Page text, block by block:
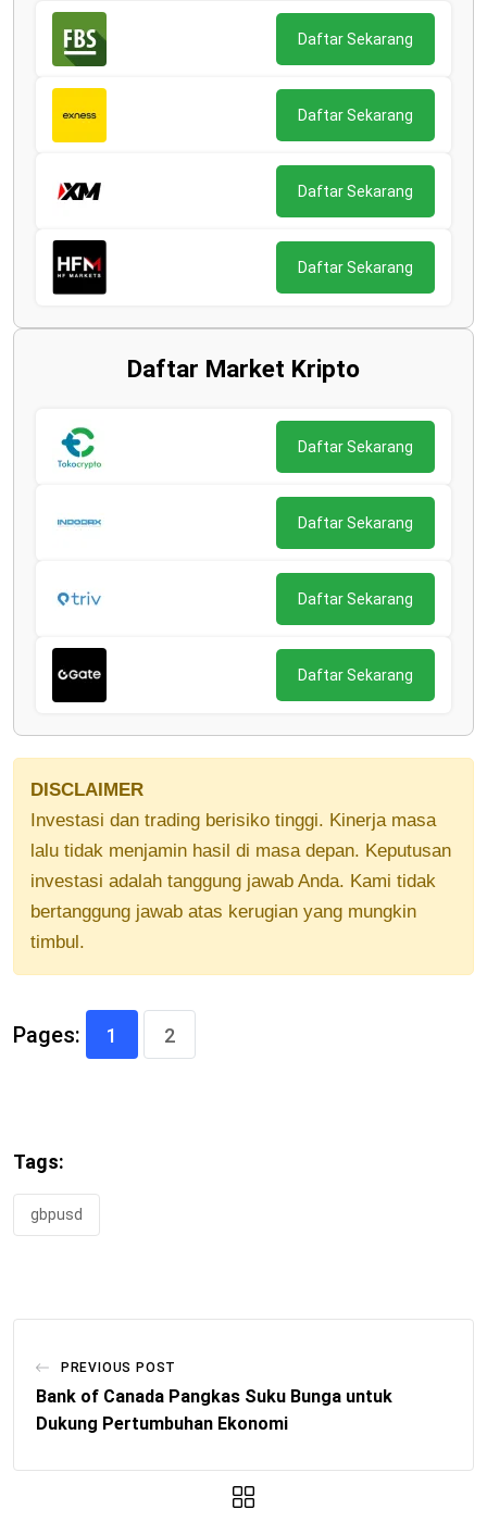
Daftar Sekarang
Daftar Sekarang
Daftar Sekarang
Daftar Sekarang
Daftar Market Kripto
Daftar Sekarang
Daftar Sekarang
Daftar Sekarang
Daftar Sekarang
DISCLAIMER
Investasi dan trading berisiko tinggi. Kinerja masa
lalu tidak menjamin hasil di masa depan. Keputusan
investasi adalah tanggung jawab Anda. Kami tidak
bertanggung jawab atas kerugian yang mungkin
timbul.
Pages: 1 2
Tags:
gbpusd
PREVIOUS POST
Bank of Canada Pangkas Suku Bunga untuk
Dukung Pertumbuhan Ekonomi